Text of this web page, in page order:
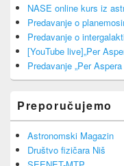
NASE online kurs iz
Predavanje o
Predavanje o
[YouTube live]„Per
Predavanje „Per
Preporučujemo
Astronomski Magazin
Društvo fizičara Niš